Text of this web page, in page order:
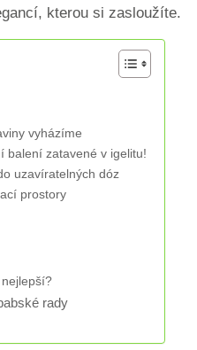
kterou si zasloužíte.
vyházíme
balení zatavené v igelitu!
uzavíratelných dóz
prostory
rady